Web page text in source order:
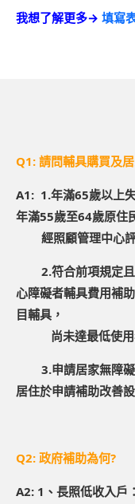
我想了解更多→ 填寫
Q1: 請問輔具購買及
A1: 1.年滿65歲以上
年滿55歲至64歲原住
經照顧管理中心評
2.符合前項規定且
心障礙者輔具費用補
目輔具，
尚未達最低使用年
3.申請居家無障礙
居住於申請補助改善
Q2: 政府補助為何?
A2: 1、長照低收入戶